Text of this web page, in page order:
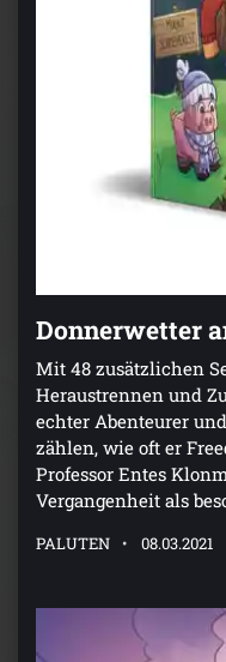
Donnerwetter
Mit 48 zusätzlichen
Heraustrennen und
echter Abenteurer
zählen, wie oft er
Professor Entes
Vergangenheit als
PALUTEN 08.03.2021